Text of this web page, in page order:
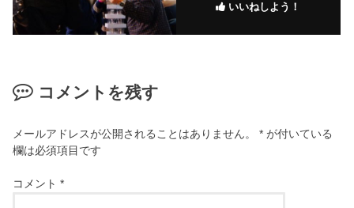
いいねしよう！
コメントを残す
メールアドレスが公開されることはありません。 * が付いている
欄は必須項目です
コメント*